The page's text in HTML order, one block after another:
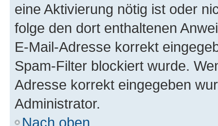
eine Aktivierung nötig ist oder
folge den dort enthaltenen
E-Mail-Adresse korrekt
Spam-Filter blockiert wurde.
Adresse korrekt eingegeben
Administrator.
Nach oben